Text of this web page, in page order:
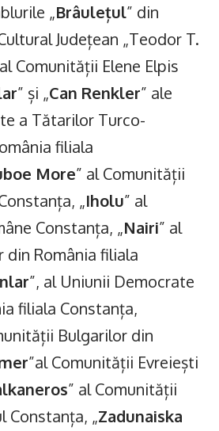
„Brâulețul” din
Județean „Teodor T.
Comunității Elene Elpis
” și „Can Renkler” ale
a Tătarilor Turco-
filiala
More” al Comunității
„Iholu” al
Constanța, „Nairi” al
din România filiala
”, al Uniunii Democrate
filiala Constanța,
Bulgarilor din
”al Comunității Evreiești
” al Comunității
Constanța, „Zadunaiska